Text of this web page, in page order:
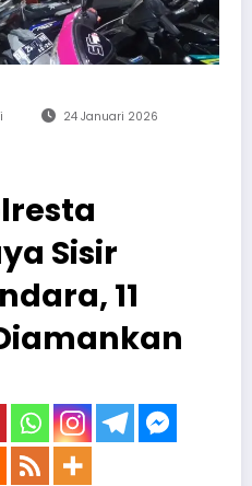
24 Januari 2026
Sisir
11